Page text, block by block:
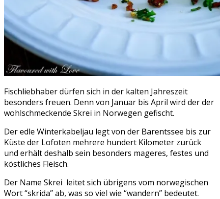
Fischliebhaber dürfen sich in der kalten Jahreszeit
besonders freuen. Denn von Januar bis April wird der der
wohlschmeckende Skrei in Norwegen gefischt.
Der edle Winterkabeljau legt von der Barentssee bis zur
Küste der Lofoten mehrere hundert Kilometer zurück
und erhält deshalb sein besonders mageres, festes und
köstliches Fleisch.
Der Name Skrei leitet sich übrigens vom norwegischen
Wort “skrida” ab, was so viel wie “wandern” bedeutet.